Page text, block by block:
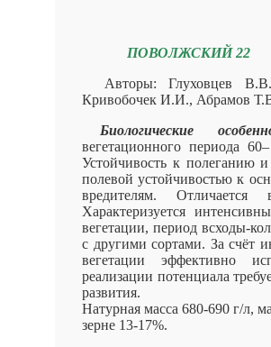
ПОВОЛЖСКИЙ 22
Авторы: Глуховцев
Кривобочек И.И., Абрамов
Биологические
вегетационного периода
Устойчивость к полеганию
полевой устойчивостью к
вредителям. Отличается
Характеризуется
вегетации, период всходы-
с другими сортами. За счёт
вегетации эффективно
реализации потенциала
развития.
Натурная масса 680-690 г/л,
зерне 13-17%.